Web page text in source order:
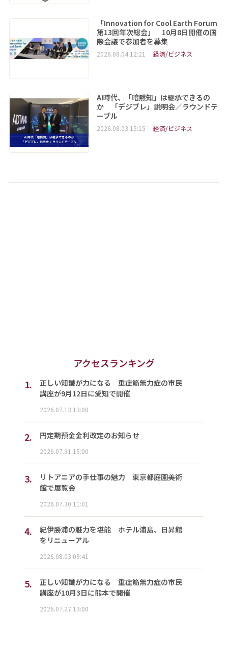
「Innovation for Cool Earth Forum
第13回年次総会」 10月8日開催の国
際会議で参加者を募集
2026.08.04 12:21 経済/ビジネス
AI時代、「暗黙知」は継承できるの
か 「デジブレ」説明会／ラウンドテ
ーブル
2026.08.03 15:15 経済/ビジネス
アクセスランキング
1.
正しい知識が力になる 重症筋無力症の市民
講座が9月12日に愛知で開催
2026.07.13 13:00
2. 円定期預金金利改定のお知らせ
2026.07.31 15:00
3.
リトアニアの手仕事の魅力 東京都庭園美術
館で展覧会
2026.07.30 11:01
4.
紀伊勝浦の魅力を堪能 ホテル浦島、日昇館
をリニューアル
2026.08.03 09:41
5.
正しい知識が力になる 重症筋無力症の市民
講座が10月3日に熊本で開催
2026.07.27 13:00